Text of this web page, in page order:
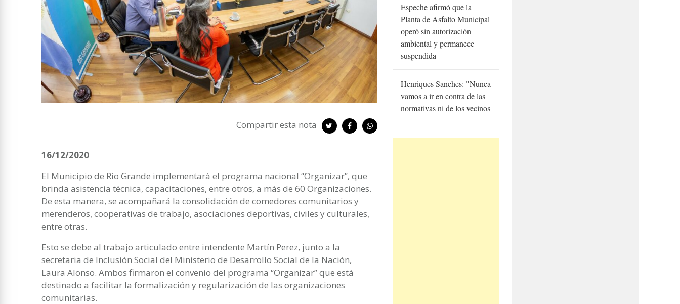
Compartir esta nota
16/12/2020
El Municipio de Río Grande implementará el programa nacional “Organizar”, que
brinda asistencia técnica, capacitaciones, entre otros, a más de 60 Organizaciones.
De esta manera, se acompañará la consolidación de comedores comunitarios y
merenderos, cooperativas de trabajo, asociaciones deportivas, civiles y culturales,
entre otras.
Esto se debe al trabajo articulado entre intendente Martín Perez, junto a la
secretaria de Inclusión Social del Ministerio de Desarrollo Social de la Nación,
Laura Alonso. Ambos firmaron el convenio del programa “Organizar” que está
destinado a facilitar la formalización y regularización de las organizaciones
comunitarias.
Espeche afirmó que la
Planta de Asfalto Municipal
operó sin autorización
ambiental y permanece
suspendida
Henriques Sanches: "Nunca
vamos a ir en contra de las
normativas ni de los vecinos